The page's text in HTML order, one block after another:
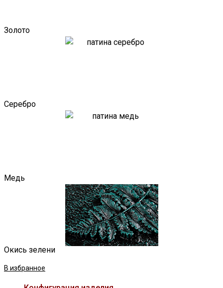
Золото
Серебро
Медь
Окись зелени
В избранное